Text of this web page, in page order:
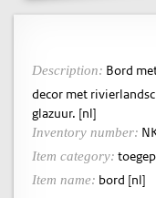
Description: Bord
decor met
glazuur. [nl]
Inventory number:
Item category:
Item name: bord [nl]